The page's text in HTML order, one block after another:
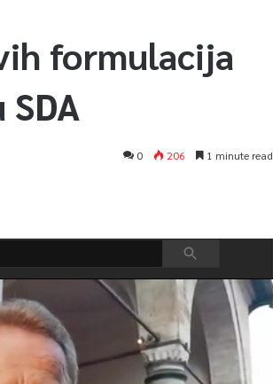
formulacija
0 206 1 minute read